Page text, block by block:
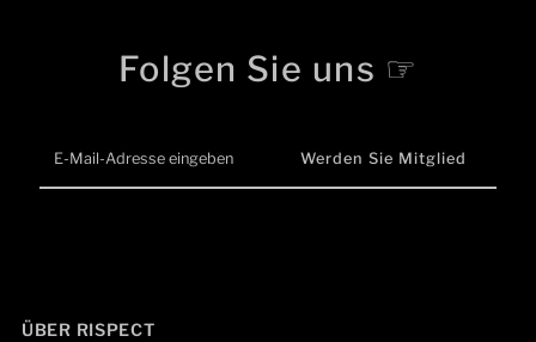
Folgen Sie uns ☞
Mail-
Adresse
ÜBER RISPECT